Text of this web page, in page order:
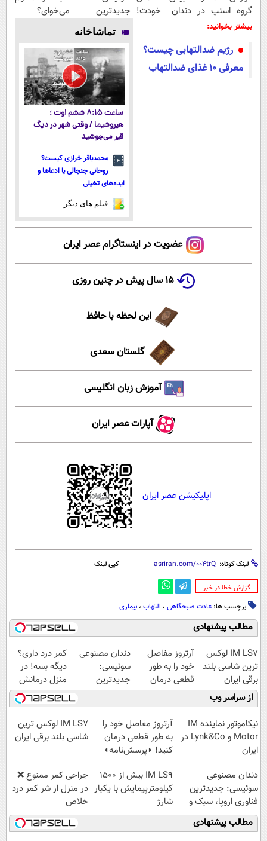
گروه اسنپ در
۱۴۰۴
دندان خودت!
اقساطی 💳 📍
تهران
جدیدترین
فناوری اروپا،
سبک و مقاوم |
پرداخت قسطی
می‌خوای؟
داریم!😍 | 📍
تهران
بیشتر بخوانید:
رژیم ضدالتهابی چیست؟
معرفی ۱۰ غذای ضدالتهاب
تماشاخانه
ساعت ۸:۱۵ ششم اوت ؛
هیروشیما / وقتی شهر در دیگ
قیر می‌جوشید
محمدباقر خرازی کیست؟
روحانی جنجالی با ادعاها و
ایده‌های تخیلی
فیلم های دیگر
عضویت در اینستاگرام عصر ایران
۱۵ سال پیش در چنین روزی
این لحظه با حافظ
گلستان سعدی
آموزش زبان انگلیسی
آپارات عصر ایران
اپلیکیشن عصر ایران
لینک کوتاه: کپی لینک
‌گزارش خطا در خبر
برچسب ها: عادت صبحگاهی ، التهاب ، بیماری
مطالب پیشنهادی
IM LS7 لوکس
ترین شاسی بلند
برقی ایران
آرتروز مفاصل
خود را به طور
قطعی درمان
کنید!
◗پرسش‌نامه◖
دندان مصنوعی
سوئیسی:
جدیدترین
فناوری اروپا،
سبک و مقاوم |
پرداخت قسطی
کمر درد داری؟
دیگه بسه! در
منزل درمانش
کن
(◀پرسش‌نامه)
از سراسر وب
نیکاموتور نماینده IM
Motor و Lynk&Co در
ایران
آرتروز مفاصل خود را
به طور قطعی درمان
کنید! ◗پرسش‌نامه◖
IM LS7 لوکس ترین
شاسی بلند برقی ایران
دندان مصنوعی
سوئیسی: جدیدترین
فناوری اروپا، سبک و
مقاوم | پرداخت
قسطی
IM LS9 بیش از 1500
کیلومترپیمایش با یکبار
شارژ
جراحی کمر ممنوع ❌
در منزل از شر کمر درد
خلاص
شوید◂پرسش‌نامه
مطالب پیشنهادی